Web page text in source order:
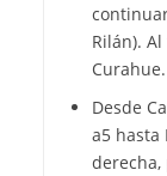
Rilán).
Curahue.
Desde
a5 hasta
derecha,